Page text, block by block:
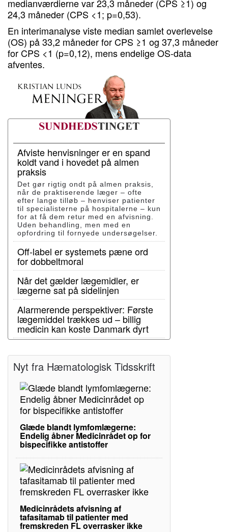
medianværdierne var 23,3 måneder (CPS ≥1) og
24,3 måneder (CPS <1; p=0,53).
En interimanalyse viste median samlet overlevelse
(OS) på 33,2 måneder for CPS ≥1 og 37,3 måneder
for CPS <1 (p=0,12), mens endelige OS-data
afventes.
Afviste henvisninger er en spand
koldt vand i hovedet på almen
praksis
Det gør rigtig ondt på almen praksis,
når de praktiserende læger – ofte
efter lange tilløb – henviser patienter
til specialisterne på hospitalerne – kun
for at få dem retur med en afvisning.
Uden behandling, men med en
opfordring til fornyede undersøgelser.
Off-label er systemets pæne ord
for dobbeltmoral
Når det gælder lægemidler, er
lægerne sat på sidelinjen
Alarmerende perspektiver: Første
lægemiddel trækkes ud – billig
medicin kan koste Danmark dyrt
Nyt fra Hæmatologisk Tidsskrift
Glæde blandt lymfomlægerne:
Endelig åbner Medicinrådet op for
bispecifikke antistoffer
Medicinrådets afvisning af
tafasitamab til patienter med
fremskreden FL overrasker ikke